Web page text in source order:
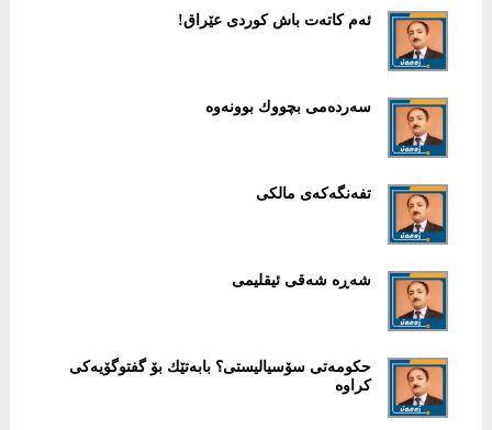
ئەم كاتەت باش كوردی عێراق!
سەردەمی بچووك بوونەوە
تفەنگەكەی مالكی
شەڕە شەقی ئیقلیمی
حكومەتی سۆسیالیستی؟ بابەتێك بۆ گفتوگۆیەكی
كراوە